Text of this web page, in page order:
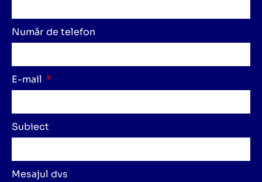
Număr de telefon
E-mail
Subiect
Mesajul dvs